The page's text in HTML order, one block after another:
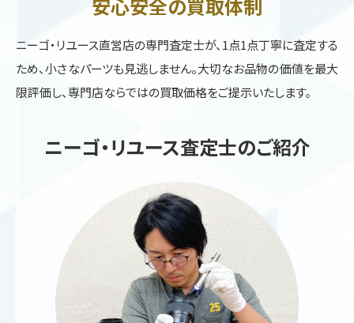
安心安全の買取体制
ニーゴ・リユース直営店の専門査定士が、1点1点丁寧に査定する
ため、小さなパーツも見逃しません。大切なお品物の価値を最大
限評価し、専門店ならではの買取価格をご提示いたします。
ニーゴ・リユース査定士のご紹介